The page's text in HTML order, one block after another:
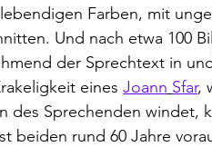
Farben, mit
Und nach etwa 100
der Sprechtext in
eines Joann Sfar,
des Sprechenden windet,
beiden rund 60 Jahre